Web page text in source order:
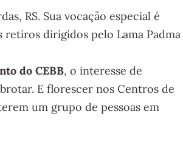
RS. Sua vocação especial é
retiros dirigidos pelo Lama Padma
do CEBB, o interesse de
E florescer nos Centros de
um grupo de pessoas em